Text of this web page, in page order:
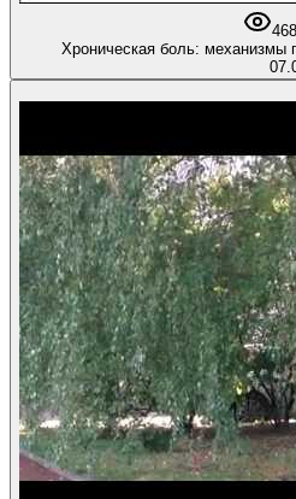
468
Хроническая боль: механизмы